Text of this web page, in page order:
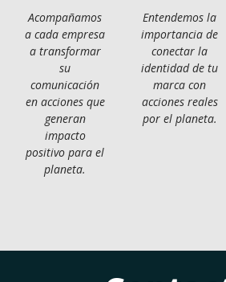
Acompañamos
a cada empresa
a transformar
su
comunicación
en acciones que
generan
impacto
positivo para el
planeta.
Entendemos la
importancia de
conectar la
identidad de tu
marca con
acciones reales
por el planeta.